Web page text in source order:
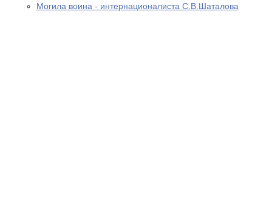
Могила воина - интернационалиста С.В.Шаталова